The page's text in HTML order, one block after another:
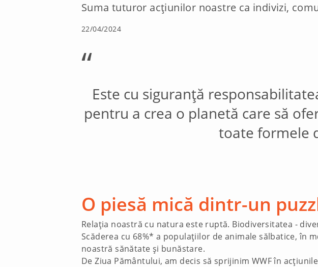
Suma tuturor acțiunilor noastre ca indivizi,
22/04/2024
“
Este cu siguranță
pentru a crea o planetă care să
toate formele
O piesă mică dintr-un
Relația noastră cu natura este ruptă. Biodiversitatea -
Scăderea cu 68%* a populațiilor de animale sălbatice, în
noastră sănătate și bunăstare.
De Ziua Pământului, am decis să sprijinim WWF în